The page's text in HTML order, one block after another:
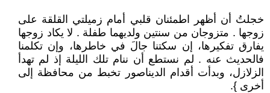
خجلتُ أن أظهر اطمئنان قلبي أمام زميلتي القلقة على
زوجها . متزوجان من سنتين ولديهما طفلة . لا يكاد زوجها
يفارق تفكيرها، إن سكتنا جالَ في خاطرها، وإن تكلمنا
فالحديث عنه . لم نستطع أن ننام تلك الليلة إذ لم تهدأ
الزلازل، وبدأت أقدام الديناصور تخبط من محافظة إلى
أخرى }.